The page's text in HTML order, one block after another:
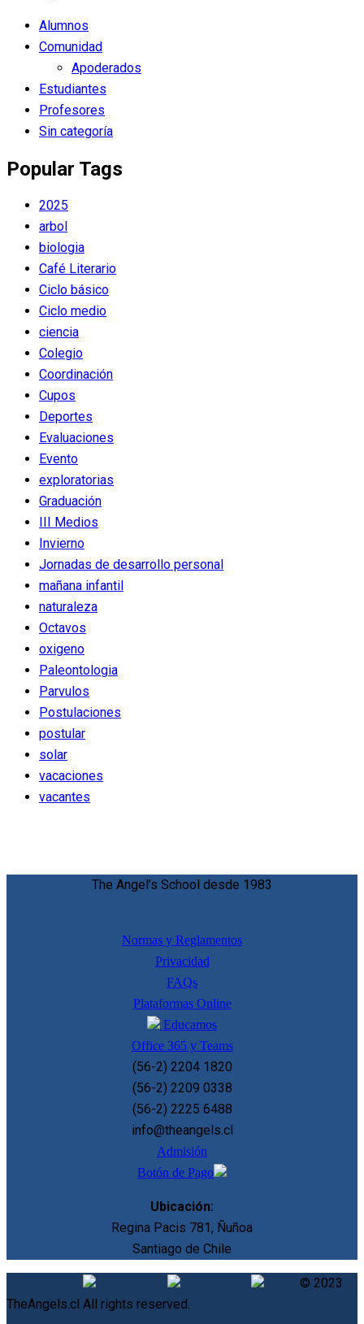
Alumnos
Comunidad
Apoderados
Estudiantes
Profesores
Sin categoría
Popular Tags
2025
arbol
biologia
Café Literario
Ciclo básico
Ciclo medio
ciencia
Colegio
Coordinación
Cupos
Deportes
Evaluaciones
Evento
exploratorias
Graduación
III Medios
Invierno
Jornadas de desarrollo personal
mañana infantil
naturaleza
Octavos
oxigeno
Paleontologia
Parvulos
Postulaciones
postular
solar
vacaciones
vacantes
The Angel’s School desde 1983
Normas y Reglamentos
Privacidad
FAQs
Plataformas Online
Educamos
Office 365 y Teams
(56-2) 2204 1820
(56-2) 2209 0338
(56-2) 2225 6488
info@theangels.cl
Admisión
Botón de Pago
Ubicación:
Regina Pacis 781, Ñuñoa
Santiago de Chile
© 2023
TheAngels.cl All rights reserved.